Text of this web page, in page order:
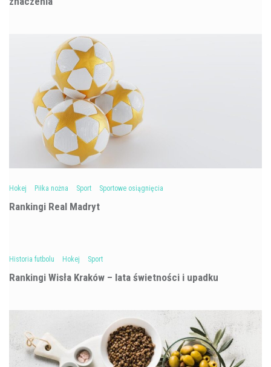
Hokej Piłka nożna Sport Sportowe osiągnięcia
Rankingi Real Madryt
Historia futbolu Hokej Sport
Rankingi Wisła Kraków – lata świetności i upadku